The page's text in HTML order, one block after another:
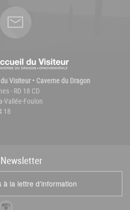
Visiteur • Caverne du Dragon
- RD 18 CD
Vallée-Foulon
18
Newsletter
à la lettre d'information